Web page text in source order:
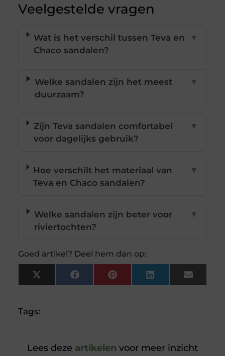
Veelgestelde vragen
Wat is het verschil tussen Teva en
Chaco sandalen?
▼
Welke sandalen zijn het meest
duurzaam?
▼
Zijn Teva sandalen comfortabel
voor dagelijks gebruik?
▼
Hoe verschilt het materiaal van
Teva en Chaco sandalen?
▼
Welke sandalen zijn beter voor
riviertochten?
▼
Goed artikel? Deel hem dan op:
X
(Twitter)
FacebookPinterestLinkedInEmail
Tags:
Lees deze artikelen voor meer inzicht